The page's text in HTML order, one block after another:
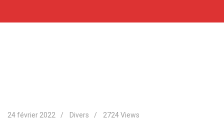
24 février 2022 Divers 2724Views